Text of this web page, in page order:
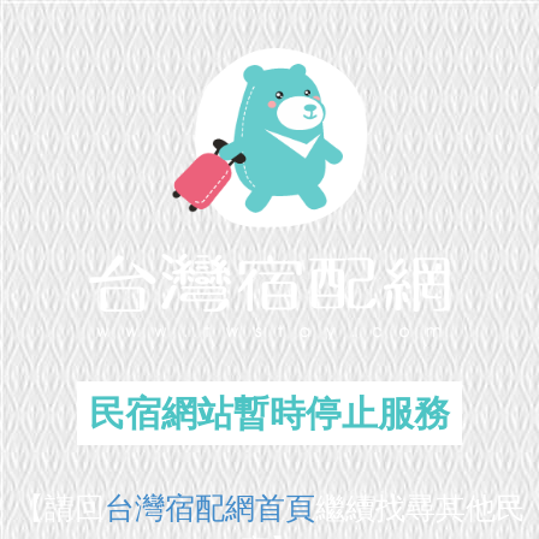
民宿網站暫時停止服務
【請回台灣宿配網首頁繼續找尋其他民